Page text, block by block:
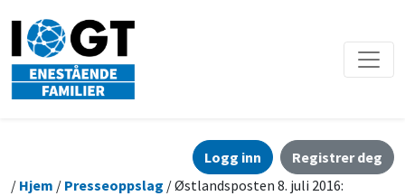
Logg inn
Registrer deg
/ Hjem / Presseoppslag / Østlandsposten 8. juli 2016: